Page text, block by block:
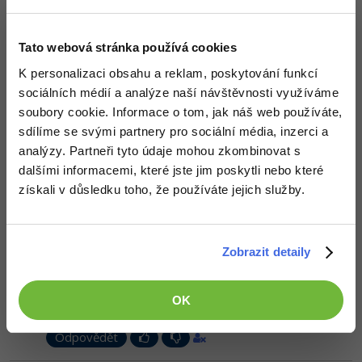
Tato webová stránka používá cookies
K personalizaci obsahu a reklam, poskytování funkcí
sociálních médií a analýze naší návštěvnosti využíváme
soubory cookie. Informace o tom, jak náš web používáte,
sdílíme se svými partnery pro sociální média, inzerci a
analýzy. Partneři tyto údaje mohou zkombinovat s
dalšími informacemi, které jste jim poskytli nebo které
získali v důsledku toho, že používáte jejich služby.
Zobrazit detaily
OK
Marketing
WordPress
SEO -30%
UX
Business
-25%
MS Office
Google Dokumenty
Adobe Illustrator -80%
Adobe Lightroom -30%
Adobe XD -15%
Adobe InDesign -25%
Adobe After Effects
Fotografování -80%
Video
Kariéra
Pro firmy
Odpovídá na
Někdo se zrovna naučil komplexní čísla ?
Odpovědět +1
Alesh: 18.3.2021 22:43
UML a nějak mi to nesedí s tím, co tam čtu.
Takhle mi to
Ten druhý diagram to jistě být nemůže a pokud je to ten první, tak
nepochopil, to je taky možnost.
Odpovědět